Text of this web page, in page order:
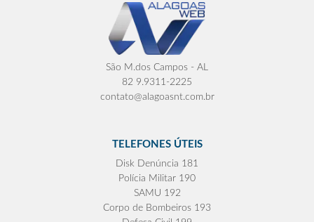
São M.dos Campos - AL
82 9.9311-2225
contato@alagoasnt.com.br
TELEFONES ÚTEIS
Disk Denúncia 181
Polícia Militar 190
SAMU 192
Corpo de Bombeiros 193